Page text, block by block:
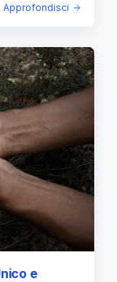
Approfondisci
e